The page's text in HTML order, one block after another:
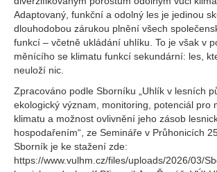
Adaptovaný, funkční a odolný les je jedinou
dlouhodobou zárukou plnění všech
funkcí – včetně ukládání uhlíku. To je však v
měnícího se klimatu funkcí sekundární: les,
neuloží nic.
Zpracováno podle Sborníku „Uhlík v lesních
ekologický význam, monitoring, potenciál pro
klimatu a možnost ovlivnění jeho zásob
hospodařením“, ze Semináře v Průhonicích
Sborník je ke stažení zde:
https://www.vulhm.cz/files/uploads/2026/03/